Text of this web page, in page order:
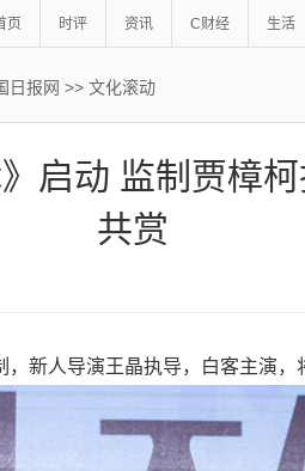
页 时评 资讯 C财经 生活
日报网 >> 文化滚动
启动 监制贾樟
共赏
新人导演王晶执导，白客主演，